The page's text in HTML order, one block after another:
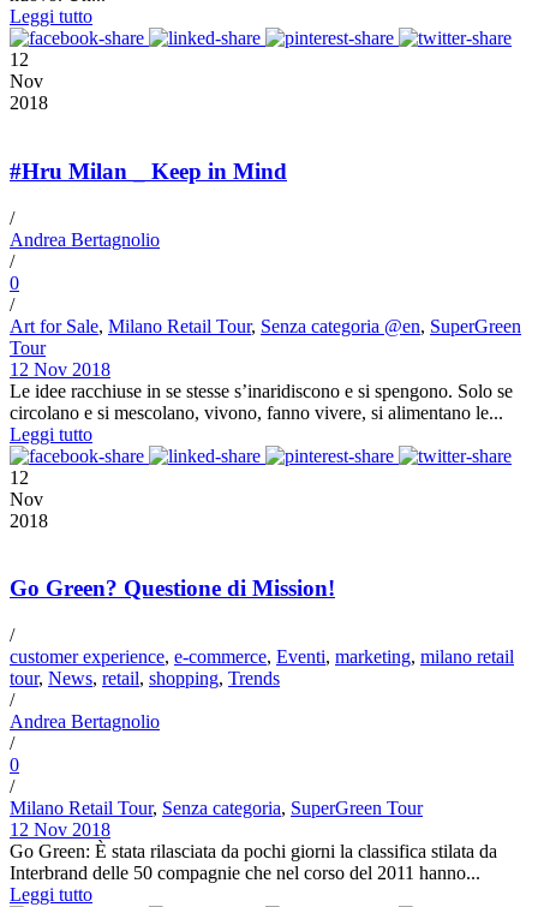
Leggi tutto
12
Nov
2018
#Hru Milan _ Keep in Mind
/
Andrea Bertagnolio
/
0
/
Art for Sale, Milano Retail Tour, Senza categoria @en, SuperGreen
Tour
12 Nov 2018
Le idee racchiuse in se stesse s’inaridiscono e si spengono. Solo se
circolano e si mescolano, vivono, fanno vivere, si alimentano le...
Leggi tutto
12
Nov
2018
Go Green? Questione di Mission!
/
customer experience, e-commerce, Eventi, marketing, milano retail
tour, News, retail, shopping, Trends
/
Andrea Bertagnolio
/
0
/
Milano Retail Tour, Senza categoria, SuperGreen Tour
12 Nov 2018
Go Green: È stata rilasciata da pochi giorni la classifica stilata da
Interbrand delle 50 compagnie che nel corso del 2011 hanno...
Leggi tutto